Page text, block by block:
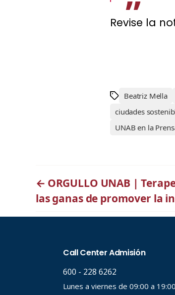
Revise la
Beatriz Mella
ciudades
UNAB en la
← ORGULLO UNAB |
las ganas de promover la